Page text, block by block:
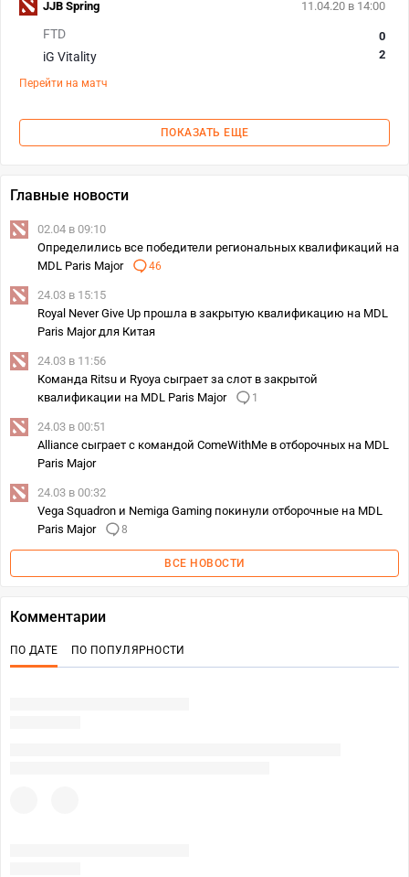
11.04.20 в 14:00
FTD
iG Vitality
0
2
Перейти на матч
JJB Spring
ПОКАЗАТЬ ЕЩЕ
Главные новости
02.04 в 09:10
Определились все победители региональных квалификаций на
MDL Paris Major
46
24.03 в 15:15
Royal Never Give Up прошла в закрытую квалификацию на MDL
Paris Major для Китая
24.03 в 11:56
Команда Ritsu и Ryoya сыграет за слот в закрытой
квалификации на MDL Paris Major
1
24.03 в 00:51
Alliance сыграет с командой ComeWithMe в отборочных на MDL
Paris Major
24.03 в 00:32
Vega Squadron и Nemiga Gaming покинули отборочные на MDL
Paris Major
8
ВСЕ НОВОСТИ
Комментарии
ПО ДАТЕ ПО ПОПУЛЯРНОСТИ